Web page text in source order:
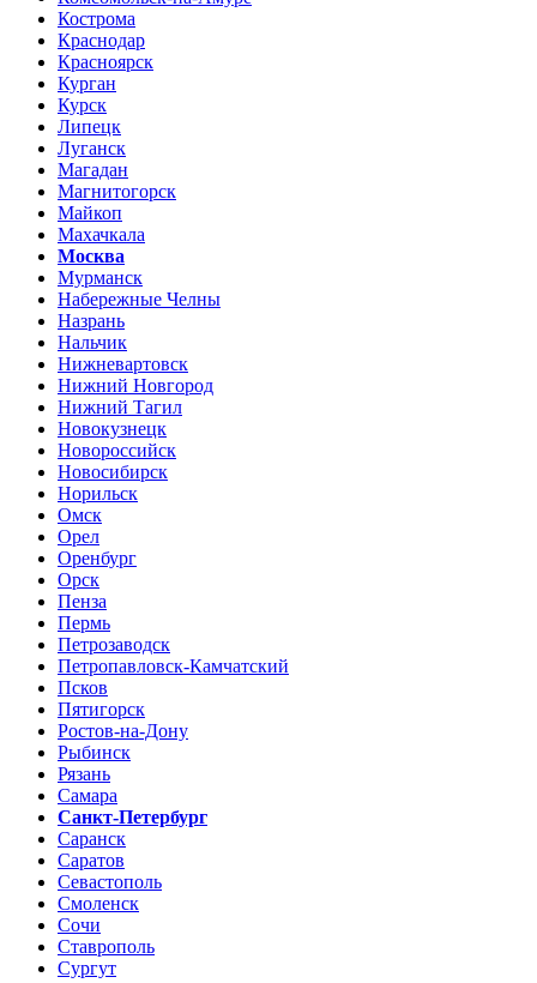
Кострома
Краснодар
Красноярск
Курган
Курск
Липецк
Луганск
Магадан
Магнитогорск
Майкоп
Махачкала
Москва
Мурманск
Набережные Челны
Назрань
Нальчик
Нижневартовск
Нижний Новгород
Нижний Тагил
Новокузнецк
Новороссийск
Новосибирск
Норильск
Омск
Орел
Оренбург
Орск
Пенза
Пермь
Петрозаводск
Петропавловск-Камчатский
Псков
Пятигорск
Ростов-на-Дону
Рыбинск
Рязань
Самара
Санкт-Петербург
Саранск
Саратов
Севастополь
Смоленск
Сочи
Ставрополь
Сургут